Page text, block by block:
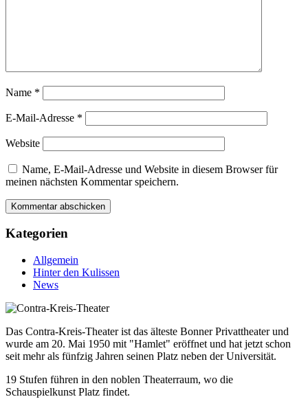
Name *
E-Mail-Adresse *
Website
Name, E-Mail-Adresse und Website in diesem Browser für
meinen nächsten Kommentar speichern.
Kategorien
Allgemein
Hinter den Kulissen
News
Das Contra-Kreis-Theater ist das älteste Bonner Privattheater und
wurde am 20. Mai 1950 mit "Hamlet" eröffnet und hat jetzt schon
seit mehr als fünfzig Jahren seinen Platz neben der Universität.
19 Stufen führen in den noblen Theaterraum, wo die
Schauspielkunst Platz findet.